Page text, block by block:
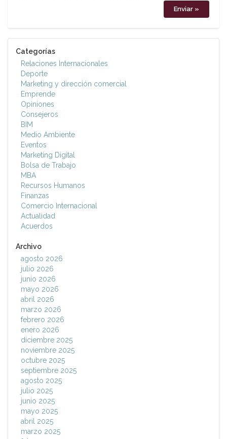
Categorías
Relaciones Internacionales
Deporte
Marketing y dirección comercial
Emprende
Opiniones
Consejeros
BIM
Medio Ambiente
Eventos
Marketing Digital
Bolsa de Trabajo
MBA
Recursos Humanos
Finanzas
Comercio Internacional
Actualidad
Acuerdos
Archivo
agosto 2026
julio 2026
junio 2026
mayo 2026
abril 2026
marzo 2026
febrero 2026
enero 2026
diciembre 2025
noviembre 2025
octubre 2025
septiembre 2025
agosto 2025
julio 2025
junio 2025
mayo 2025
abril 2025
marzo 2025